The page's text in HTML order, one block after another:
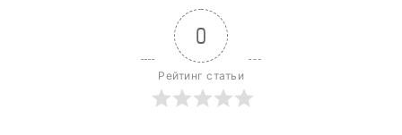
0
Рейтинг статьи